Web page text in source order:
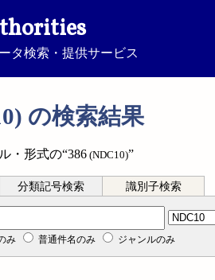
タ検索・提供サービス
の検索結果
・形式の“386(NDC10)”
分類記号検索 識別子検索
み 普通件名のみ ジャンルのみ